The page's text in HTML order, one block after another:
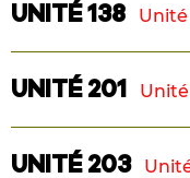
Superficie :
2 chambres
Superficie :
UNITÉ 138
Maison de
2 chambres
UNITÉ 201
Logement
UNITÉ 203